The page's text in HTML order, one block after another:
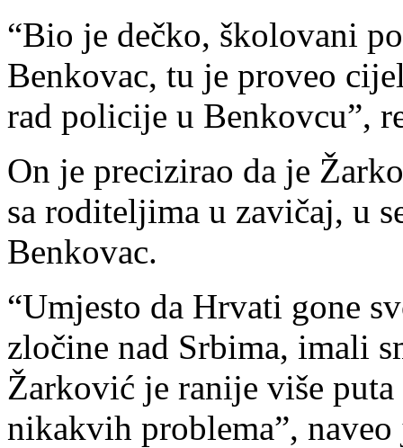
“Bio je dečko, školovani
Benkovac, tu je proveo
rad policije u Benkovcu”,
On je precizirao da je
sa roditeljima u zavičaj, u
Benkovac.
“Umjesto da Hrvati gone
zločine nad Srbima, imali
Žarković je ranije više
nikakvih problema”, naveo